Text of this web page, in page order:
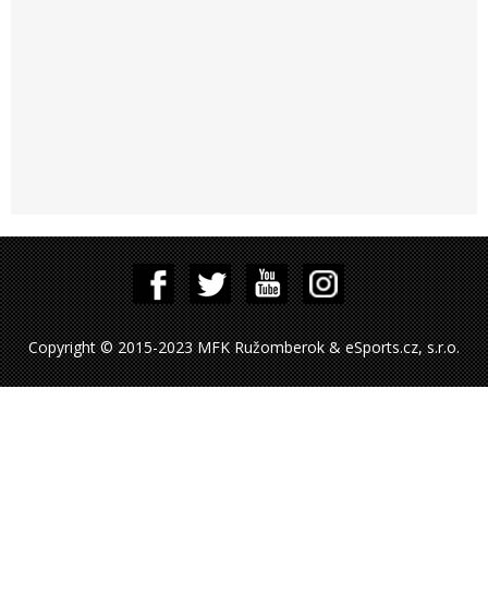
Copyright © 2015-2023 MFK Ružomberok & eSports.cz, s.r.o.